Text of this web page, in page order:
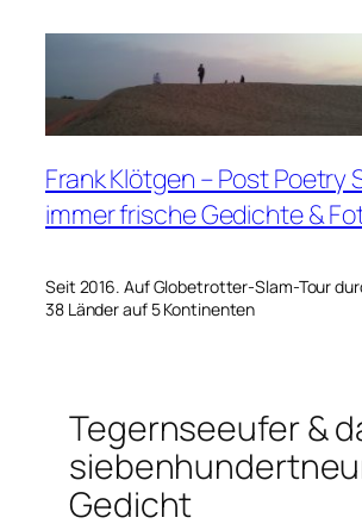
Frank Klötgen – Post Poetry
immer frische Gedichte &
Seit 2016. Auf Globetrotter-Slam-Tour
38 Länder auf 5 Kontinenten
Tegernseeufer &
Gedicht